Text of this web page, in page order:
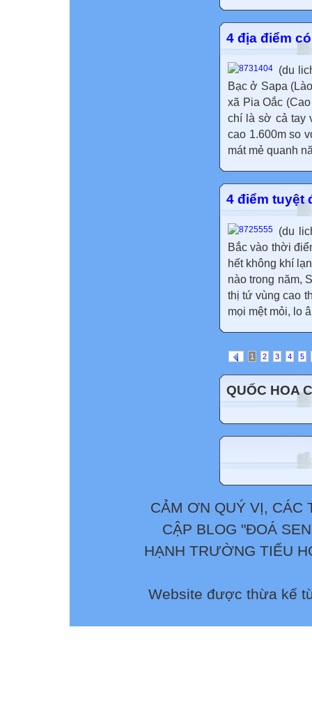
4 địa điểm
(du
Bạc ở Sapa
xã Pia Oắc
chí là sờ cả tay
cao 1.600m so
mát mẻ quanh
4 điểm tuyệt
(du
Bắc vào thời
hết không khí
nào trong năm,
thị tứ vùng cao
mọi mệt mỏi, lo
1 2 3 4 5
QUỐC HOA
CẢM ƠN QUÝ VỊ, CÁC
CẬP BLOG "ĐOÁ
HẠNH TRƯỜNG TIỂU
Website được thừa kế